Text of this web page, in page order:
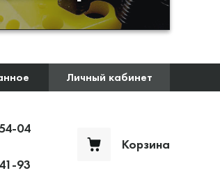
Личный кабинет
04
93
Корзина